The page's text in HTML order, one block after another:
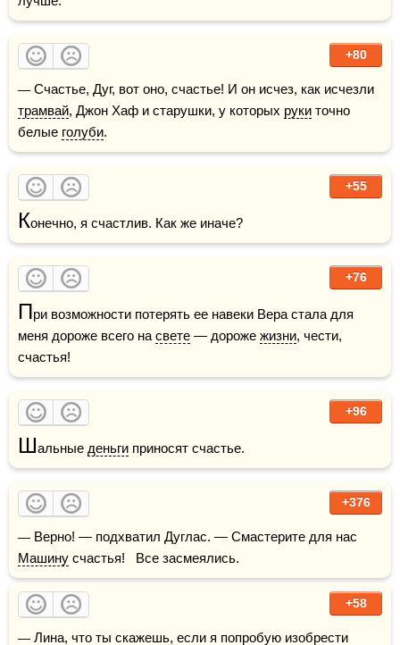
+80
трамвай, Джон Хаф и старушки, у которых руки точно
белые голуби.
+55
Конечно, я счастлив. Как же иначе?
+76
При возможности потерять ее навеки Вера стала для
меня дороже всего на свете — дороже жизни, чести,
счастья!
+96
Шальные деньги приносят счастье.
+376
Машину счастья!   Все засмеялись.
+58